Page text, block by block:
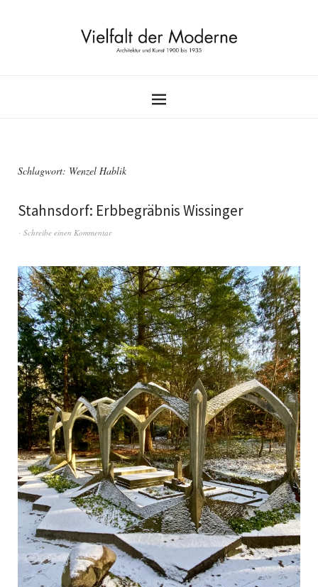
Schlagwort: Wenzel Hablik
Stahnsdorf: Erbbegräbnis Wissinger
Schreibe einen Kommentar